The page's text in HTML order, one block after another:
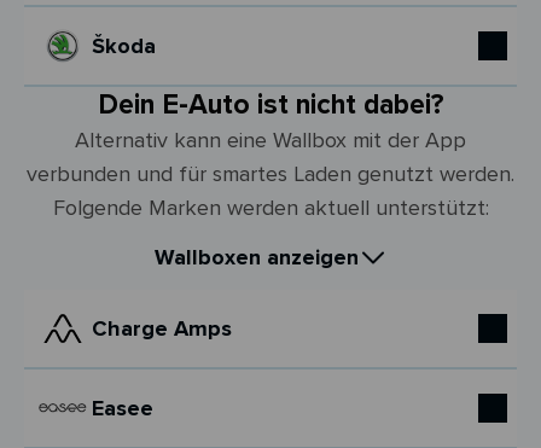
Škoda
Dein E-Auto ist nicht dabei?
Alternativ kann eine Wallbox mit der App
verbunden und für smartes Laden genutzt werden.
Folgende Marken werden aktuell unterstützt:
Wallboxen anzeigen
Charge Amps
Easee